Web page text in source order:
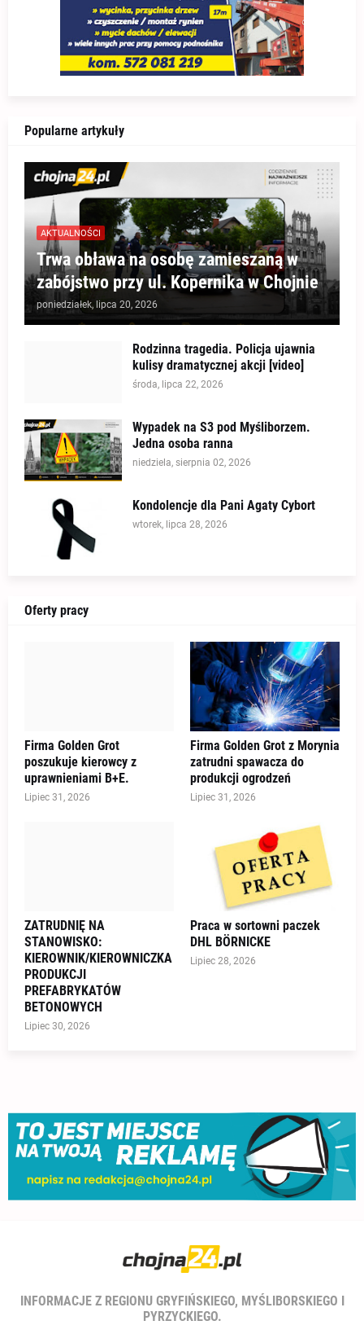
Popularne artykuły
AKTUALNOŚCI
Trwa obława na osobę zamieszaną w
zabójstwo przy ul. Kopernika w Chojnie
poniedziałek, lipca 20, 2026
Rodzinna tragedia. Policja ujawnia
kulisy dramatycznej akcji [video]
środa, lipca 22, 2026
Wypadek na S3 pod Myśliborzem.
Jedna osoba ranna
niedziela, sierpnia 02, 2026
Kondolencje dla Pani Agaty Cybort
wtorek, lipca 28, 2026
Oferty pracy
Firma Golden Grot
poszukuje kierowcy z
uprawnieniami B+E.
Lipiec 31, 2026
Firma Golden Grot z Morynia
zatrudni spawacza do
produkcji ogrodzeń
Lipiec 31, 2026
ZATRUDNIĘ NA
STANOWISKO:
KIEROWNIK/KIEROWNICZKA
PRODUKCJI
PREFABRYKATÓW
BETONOWYCH
Lipiec 30, 2026
Praca w sortowni paczek
DHL BÖRNICKE
Lipiec 28, 2026
INFORMACJE Z REGIONU GRYFIŃSKIEGO, MYŚLIBORSKIEGO I
PYRZYCKIEGO.